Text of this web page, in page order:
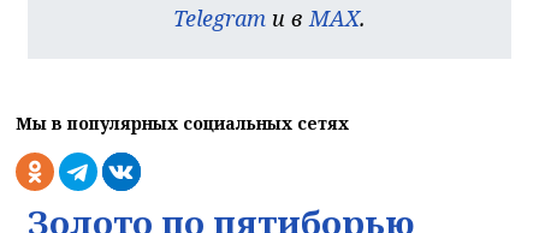
Telegram и в MAX.
Мы в популярных социальных сетях
Золото по пятиборью